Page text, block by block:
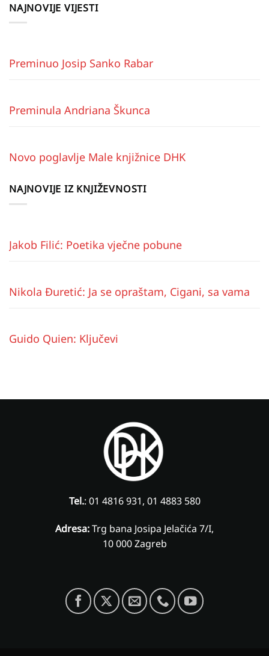
NAJNOVIJE VIJESTI
Preminuo Josip Sanko Rabar
Preminula Andriana Škunca
Novo poglavlje Male knjižnice DHK
NAJNOVIJE IZ KNJIŽEVNOSTI
Jakob Filić: Poetika vječne pobune
Nikola Đuretić: Ja se opraštam, Cigani, sa vama
Guido Quien: Ključevi
Tel.: 01 4816 931, 01 4883 580
Adresa:Trg bana Josipa Jelačića 7/I,
10 000 Zagreb